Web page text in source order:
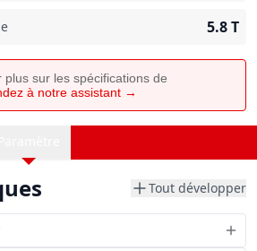
5.8T
plus sur les spécifications de
à notre assistant →
Tout développer